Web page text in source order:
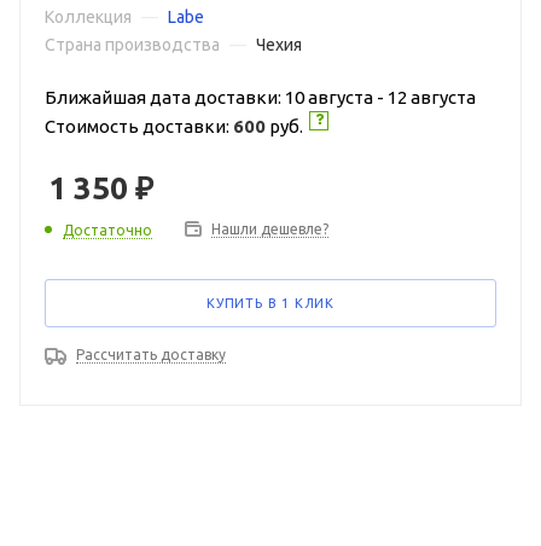
Коллекция
Labe
Страна производства
Чехия
Ближайшая дата доставки: 10 августа - 12 августа
Стоимость доставки: 600 руб.
1 350 ₽
Достаточно Нашли дешевле?
КУПИТЬ В 1 КЛИК
Рассчитать доставку